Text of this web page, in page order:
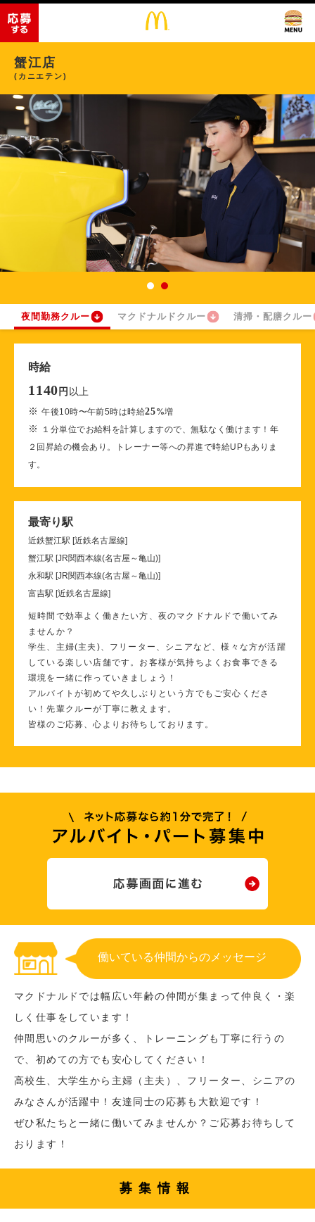
蟹江店
(カニエテン)
夜間勤務クルー マクドナルドクルー 清掃・配膳クルー
時給
1140 円 以上
※午後10時〜午前5時は時給25%増
※
１分単位でお給料を計算しますので、無駄なく働けます！年
２回昇給の機会あり。トレーナー等への昇進で時給UPもありま
す。
最寄り駅
近鉄蟹江駅 [近鉄名古屋線]
蟹江駅 [JR関西本線(名古屋～亀山)]
永和駅 [JR関西本線(名古屋～亀山)]
富吉駅 [近鉄名古屋線]
短時間で効率よく働きたい方、夜のマクドナルドで働いてみ
ませんか？
学生、主婦(主夫)、フリーター、シニアなど、様々な方が活躍
している楽しい店舗です。お客様が気持ちよくお食事できる
環境を一緒に作っていきましょう！
アルバイトが初めてや久しぶりという方でもご安心くださ
い！先輩クルーが丁寧に教えます。
皆様のご応募、心よりお待ちしております。
働いている仲間からのメッセージ
マクドナルドでは幅広い年齢の仲間が集まって仲良く・楽
しく仕事をしています！
仲間思いのクルーが多く、トレーニングも丁寧に行うの
で、初めての方でも安心してください！
高校生、大学生から主婦（主夫）、フリーター、シニアの
みなさんが活躍中！友達同士の応募も大歓迎です！
ぜひ私たちと一緒に働いてみませんか？ご応募お待ちして
おります！
募集情報